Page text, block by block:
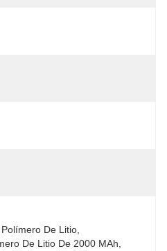
De Litio
De Litio De 2000 MAh